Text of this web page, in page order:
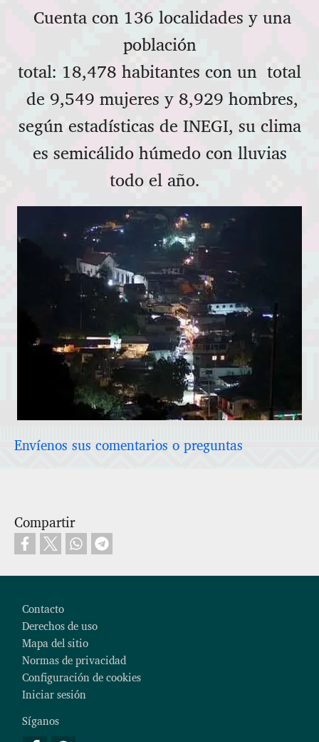
Cuenta con 136 localidades y una
población
total: 18,478 habitantes con un total
de 9,549 mujeres y 8,929 hombres,
según estadísticas de INEGI, su clima
es semicálido húmedo con lluvias
todo el año.
Envíenos sus comentarios o preguntas
Compartir
Contacto
Derechos de uso
Mapa del sitio
Normas de privacidad
Configuración de cookies
Iniciar sesión
Síganos